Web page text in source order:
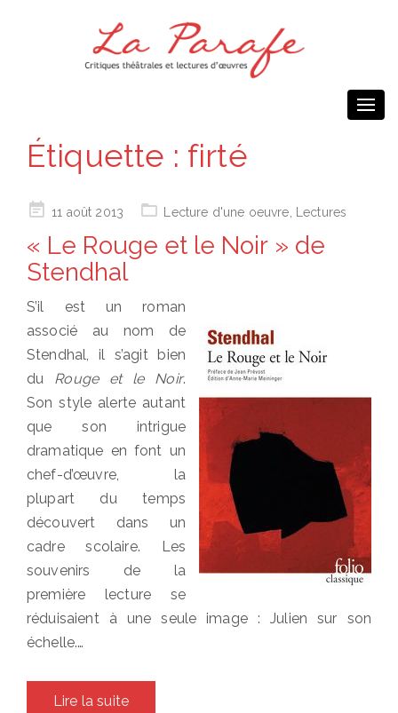
Étiquette : firté
Posted11 août 2013 Lecture d'une oeuvre Lectures
« Le Rouge et le Noir » de
Stendhal
S’il est un roman
associé au nom de
Stendhal, il s’agit bien
du Rouge et le Noir.
Son style alerte autant
que son intrigue
dramatique en font un
chef-d’œuvre, la
plupart du temps
découvert dans un
cadre scolaire. Les
souvenirs de la
première lecture se
réduisaient à une seule image : Julien sur son
échelle.…
Lire la suite